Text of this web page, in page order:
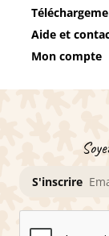
Aide et
Mon compte
S'inscrire